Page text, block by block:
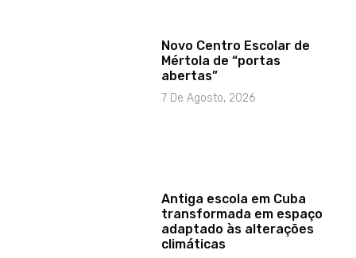
Novo Centro Escolar de
Mértola de “portas
abertas”
7 De Agosto, 2026
Antiga escola em Cuba
transformada em espaço
adaptado às alterações
climáticas